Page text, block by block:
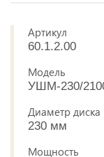
Артикул
60.1.2.00
Модель
УШМ-230/
Диаметр диска
230 мм
Мощность